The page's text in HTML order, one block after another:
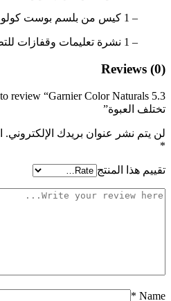
– 1 كيس من بلسم بوست كولور
– 1 نشرة تعليمات وقفازات للتطبيق
Reviews (0)
تختلف العبوة”
لن يتم نشر عنوان بريدك الإلكتروني.
*
تقييم هذا المنتج
Name
*